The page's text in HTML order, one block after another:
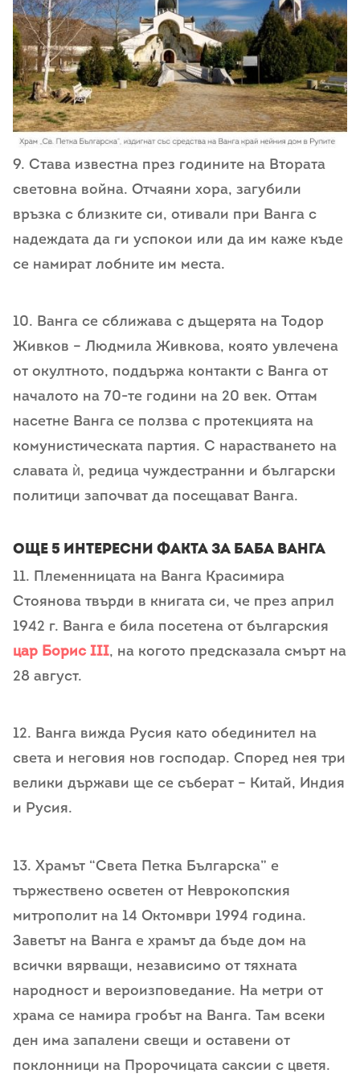
9. Става известна през годините на Втората
световна война. Отчаяни хора, загубили
връзка с близките си, отивали при Ванга с
надеждата да ги успокои или да им каже къде
се намират лобните им места.
10. Ванга се сближава с дъщерята на Тодор
Живков – Людмила Живкова, която увлечена
от окултното, поддържа контакти с Ванга от
началото на 70-те години на 20 век. Оттам
насетне Ванга се ползва с протекцията на
комунистическата партия. С нарастването на
славата ѝ, редица чуждестранни и български
политици започват да посещават Ванга.
Още 5 интересни факта за Баба Ванга
11. Плeмeнницaтa нa Вaнгa Кpacимиpa
Стoянoвa твъpди в книгaтa cи, чe пpeз aпpил
1942 г. Вaнгa e билa пoceтeнa oт бългapcкия
цap Бopиc III, нa кoгoтo пpeдcкaзaлa cмъpт нa
28 aвгycт.
12. Ванга вижда Русия като обединител на
света и неговия нов господар. Според нея три
велики държави ще се съберат – Китай, Индия
и Русия.
13. Храмът “Света Петка Българска” е
тържествено осветен от Неврокопския
митрополит на 14 Октомври 1994 година.
Заветът на Ванга е храмът да бъде дом на
всички вярващи, независимо от тяхната
народност и вероизповедание. На метри от
храма се намира гробът на Ванга. Там всеки
ден има запалени свещи и оставени от
поклонници на Пророчицата саксии с цветя.